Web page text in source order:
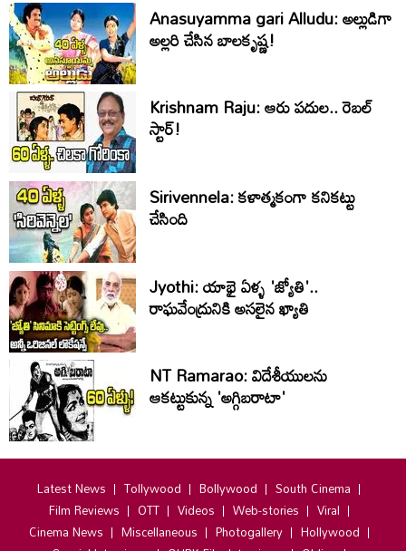
Anasuyamma gari Alludu: అల్లుడిగా
అల్లరి చేసిన బాలకృష్ణ!
Krishnam Raju: ఆరు పదుల.. రెబల్
స్టార్!
Sirivennela: కళాత్మకంగా కనికట్టు
చేసింది
Jyothi: యాభై ఏళ్ళ 'జ్యోతి'..
రాఘవేంద్రునికి అసలైన ఖ్యాతి
NT Ramarao: విదేశీయులను
ఆకట్టుకున్న 'అగ్గిబరాటా'
Latest News Tollywood Bollywood
South Cinema
Film Reviews
OTT Videos Web-stories
Viral
Cinema News
Miscellaneous Photogallery
Hollywood